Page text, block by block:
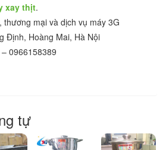
xay thịt.
thương mại và dịch vụ máy 3G
Định, Hoàng Mai, Hà Nội
0966158389
tự